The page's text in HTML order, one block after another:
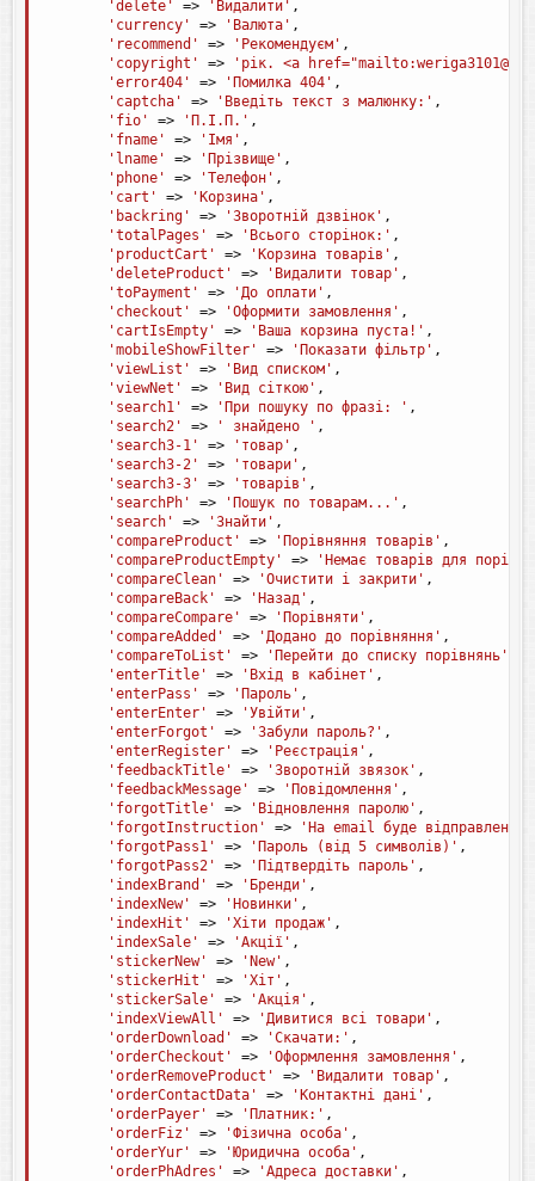
'delete'
=> 'Видалити' ,
'currency'
=> 'Валюта' ,
'recommend'
=> 'Рекомендуєм' ,
'copyright'
=>
'рік. <a
'error404'
=> 'Помилка 404' ,
'captcha'
=> 'Введіть текст з малюнку:' ,
'fio'
=> 'П.І.П.' ,
'fname'
=> 'Імя' ,
'lname'
=> 'Прізвище' ,
'phone'
=> 'Телефон' ,
'cart'
=> 'Корзина' ,
'backring'
=> 'Зворотній дзвінок' ,
'totalPages'
=> 'Всього сторінок:' ,
'productCart'
=> 'Корзина товарів' ,
'deleteProduct'
=> 'Видалити товар' ,
'toPayment'
=> 'До оплати' ,
'checkout'
=> 'Оформити замовлення' ,
'cartIsEmpty'
=> 'Ваша корзина пуста!' ,
'mobileShowFilter'
=> 'Показати фільтр' ,
'viewList'
=> 'Вид списком' ,
'viewNet'
=> 'Вид сіткою' ,
'search1'
=> 'При пошуку по фразі: ' ,
'search2'
=> ' знайдено ' ,
'search3-1'
=> 'товар' ,
'search3-2'
=> 'товари' ,
'search3-3'
=> 'товарів' ,
'searchPh'
=> 'Пошук по товарам...' ,
'search'
=> 'Знайти' ,
'compareProduct'
=> 'Порівняння товарів' ,
'compareProductEmpty'
=>
'Немає товарів для
'compareClean'
=> 'Очистити і закрити' ,
'compareBack'
=> 'Назад' ,
'compareCompare'
=> 'Порівняти' ,
'compareAdded'
=> 'Додано до порівняння' ,
'compareToList'
=> 'Перейти до списку порівнянь'
'enterTitle'
=> 'Вхід в кабінет' ,
'enterPass'
=> 'Пароль' ,
'enterEnter'
=> 'Увійти' ,
'enterForgot'
=> 'Забули пароль?' ,
'enterRegister'
=> 'Реєстрація' ,
'feedbackTitle'
=> 'Зворотній звязок' ,
'feedbackMessage'
=> 'Повідомлення' ,
'forgotTitle'
=> 'Відновлення паролю' ,
'forgotInstruction'
=>
'На email буде відправлено
'forgotPass1'
=> 'Пароль (від 5 символів)' ,
'forgotPass2'
=> 'Підтвердіть пароль' ,
'indexBrand'
=> 'Бренди' ,
'indexNew'
=> 'Новинки' ,
'indexHit'
=> 'Хіти продаж' ,
'indexSale'
=> 'Акції' ,
'stickerNew'
=> 'New' ,
'stickerHit'
=> 'Хіт' ,
'stickerSale'
=> 'Акція' ,
'indexViewAll'
=> 'Дивитися всі товари' ,
'orderDownload'
=> 'Скачати:' ,
'orderCheckout'
=> 'Оформлення замовлення' ,
'orderRemoveProduct'
=> 'Видалити товар' ,
'orderContactData'
=> 'Контактні дані' ,
'orderPayer'
=> 'Платник:' ,
'orderFiz'
=> 'Фізична особа' ,
'orderYur'
=> 'Юридична особа' ,
'orderPhAdres'
=> 'Адреса доставки' ,